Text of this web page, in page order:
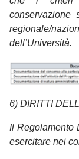
conservazione
regionale/
dell’Università.
6) DIRITTI
Il Regolamento
esercitare nei